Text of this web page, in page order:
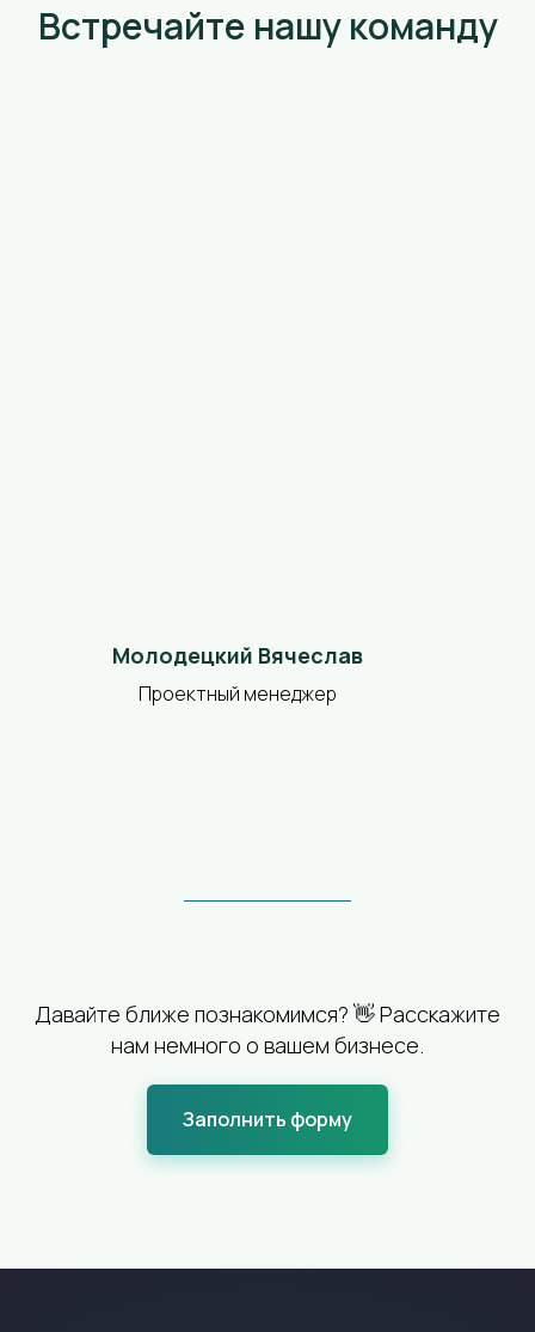
Встречайте нашу команду
Молодецкий Вячеслав
Проектный менеджер
Давайте ближе познакомимся? 👋 Расскажите
нам немного о вашем бизнесе.
Заполнить форму